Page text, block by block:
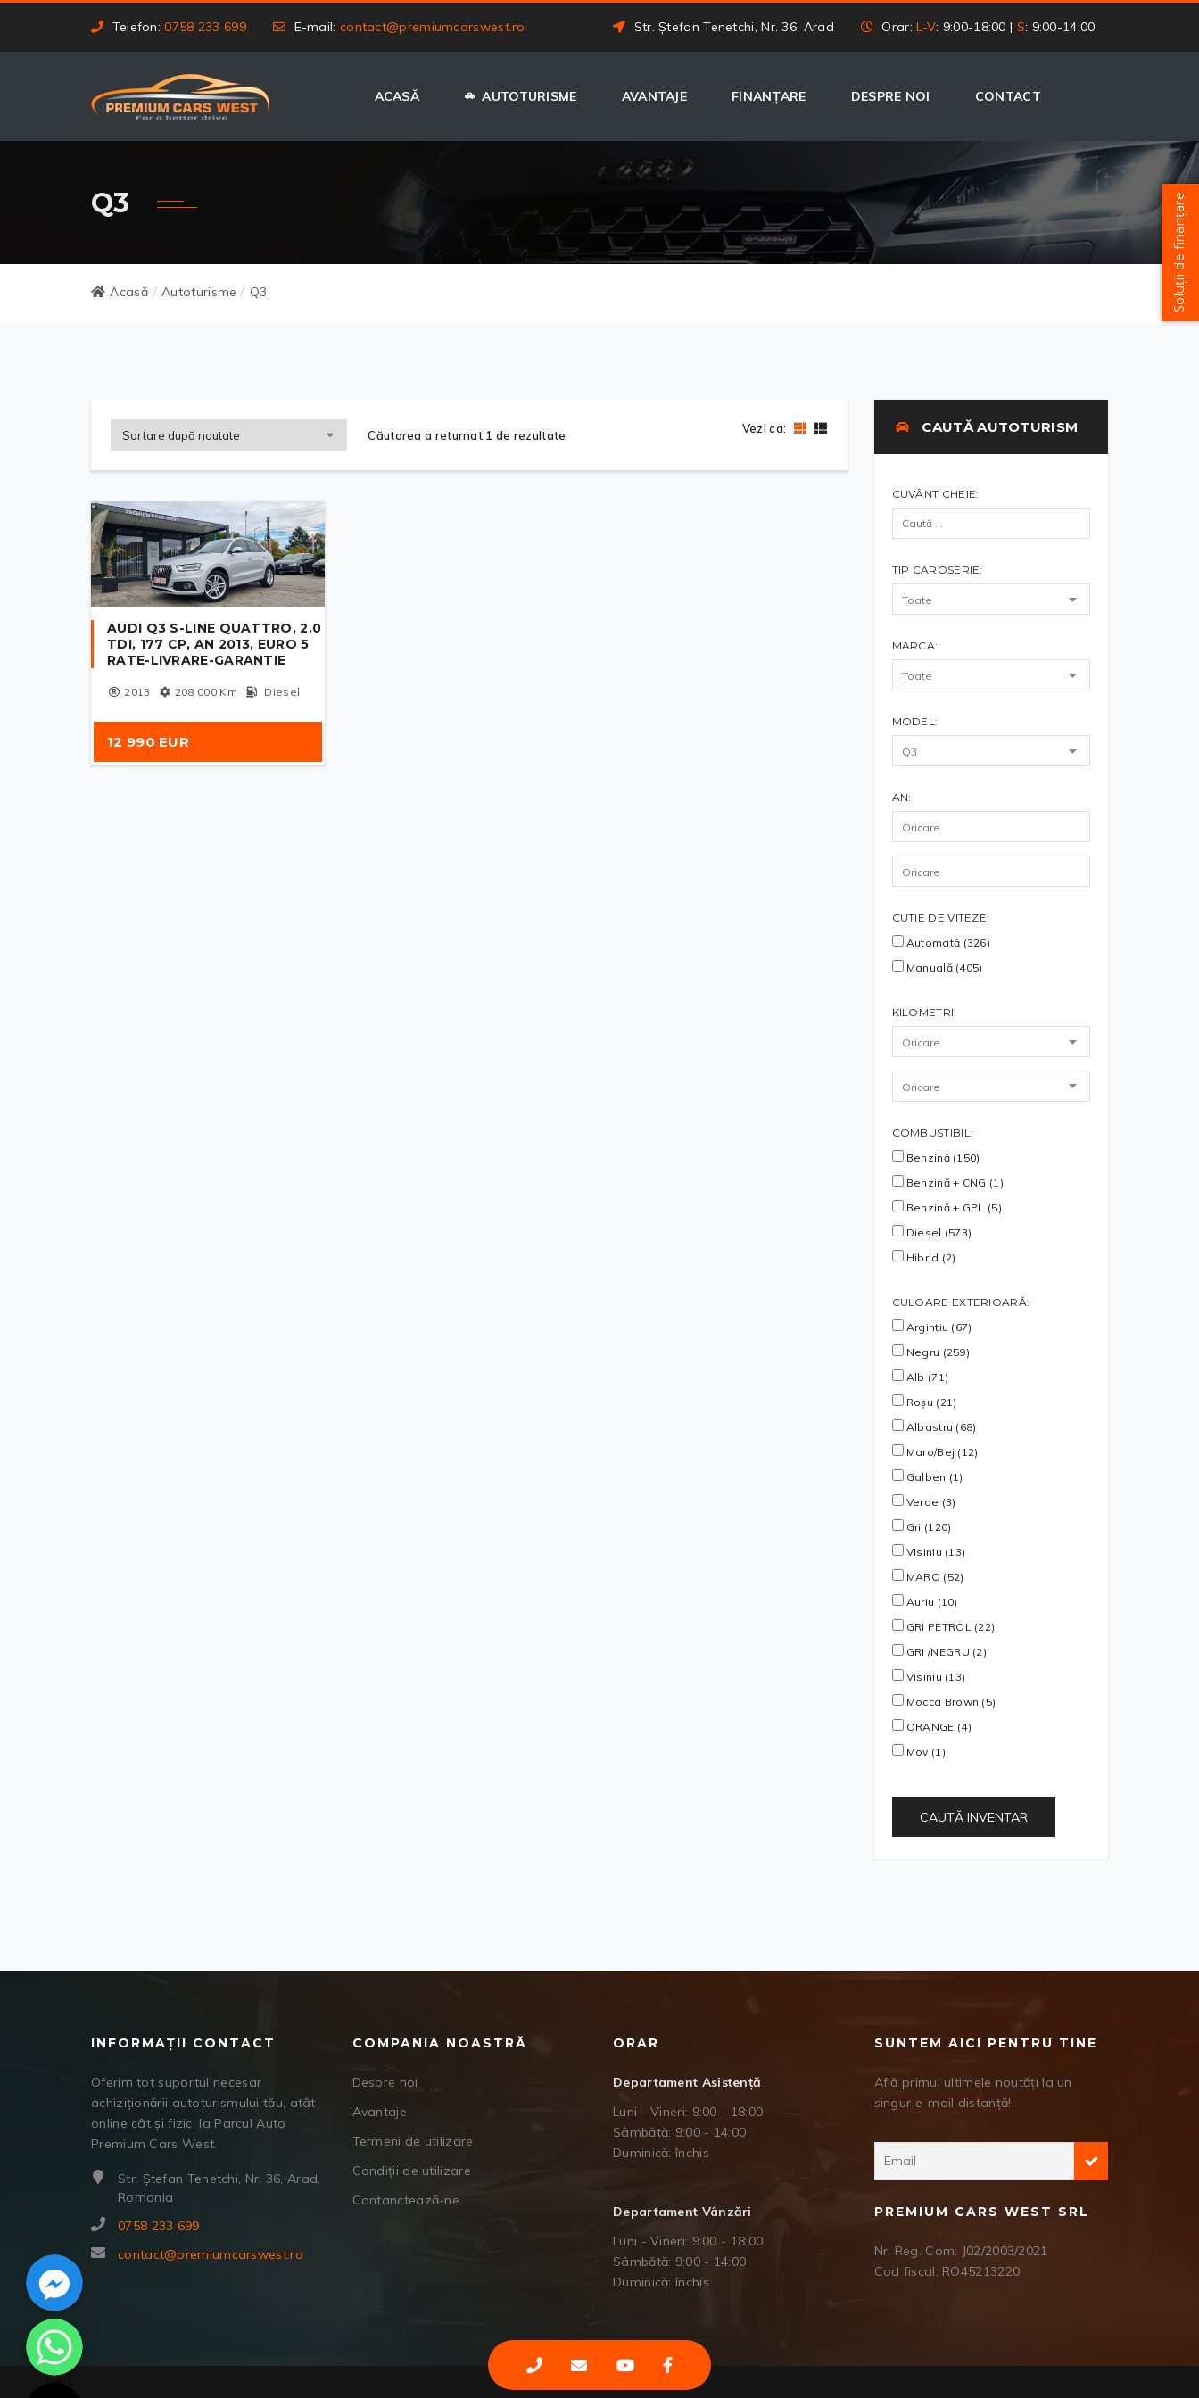
Telefon:0758 233 699 E-mail: contact@premiumcarswest.ro Str. Ștefan Tenetchi, Nr. 36, Arad Orar:L-V: 9:00-18:00 | S: 9:00-14:00
ACASĂ AUTOTURISME AVANTAJE FINANȚARE DESPRE NOI CONTACT
Q3
Acasă / Autoturisme / Q3
Căutarea a returnat 1 de rezultate Vezi ca:
AUDI Q3 S-LINE QUATTRO, 2.0
TDI, 177 CP, AN 2013, EURO 5
RATE-LIVRARE-GARANTIE
2013 208 000Km Diesel
12 990 EUR
CAUTĂ AUTOTURISM
CUVÂNT CHEIE:
TIP CAROSERIE:
MARCA:
MODEL:
AN:
CUTIE DE VITEZE:
Automată (326)
Manuală (405)
KILOMETRI:
COMBUSTIBIL:
Benzină (150)
Benzină + CNG (1)
Benzină + GPL (5)
Diesel (573)
Hibrid (2)
CULOARE EXTERIOARĂ:
Argintiu (67)
Negru (259)
Alb (71)
Roșu (21)
Albastru (68)
Maro/Bej (12)
Galben (1)
Verde (3)
Gri (120)
Visiniu (13)
MARO (52)
Auriu (10)
GRI PETROL (22)
GRI /NEGRU (2)
Visiniu (13)
Mocca Brown (5)
ORANGE (4)
Mov (1)
CAUTĂ INVENTAR
INFORMAȚII CONTACT
Oferim tot suportul necesar
achiziționării autoturismului tău, atât
online cât și fizic, la Parcul Auto
Premium Cars West.
Str. Ștefan Tenetchi, Nr. 36, Arad,
Romania
0758 233 699
contact@premiumcarswest.ro
COMPANIA NOASTRĂ
Despre noi
Avantaje
Termeni de utilizare
Condiții de utilizare
Contanctează-ne
ORAR
Departament Asistență
Luni - Vineri: 9:00 - 18:00
Sâmbătă: 9:00 - 14:00
Duminică: închis
Departament Vânzări
Luni - Vineri: 9:00 - 18:00
Sâmbătă: 9:00 - 14:00
Duminică: închis
SUNTEM AICI PENTRU TINE
Află primul ultimele noutăți la un
singur e-mail distanță!
PREMIUM CARS WEST SRL
Nr. Reg. Com: J02/2003/2021
Cod fiscal: RO45213220
Soluții de finanțare
Facebook Messenger
WhatsApp